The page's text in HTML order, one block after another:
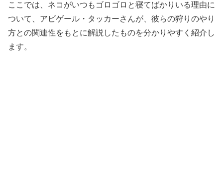
ここでは、ネコがいつもゴロゴロと寝てばかりいる理由に
ついて、アビゲール・タッカーさんが、彼らの狩りのやり
方との関連性をもとに解説したものを分かりやすく紹介し
ます。